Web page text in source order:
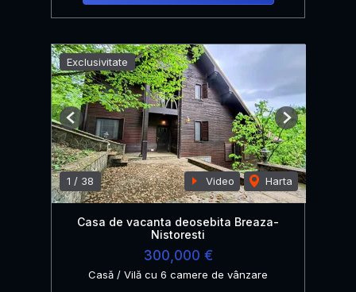
Exclusivitate
1 / 38 Video Harta
Previous Next
Casa de vacanta deosebita Breaza-
Nistoresti
300,000 €
Casă / Vilă cu 6 camere de vânzare